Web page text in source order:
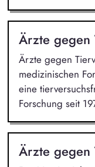
Ärzte gegen
Ärzte gegen
medizinischen
eine
Forschung seit
Ärzte gegen